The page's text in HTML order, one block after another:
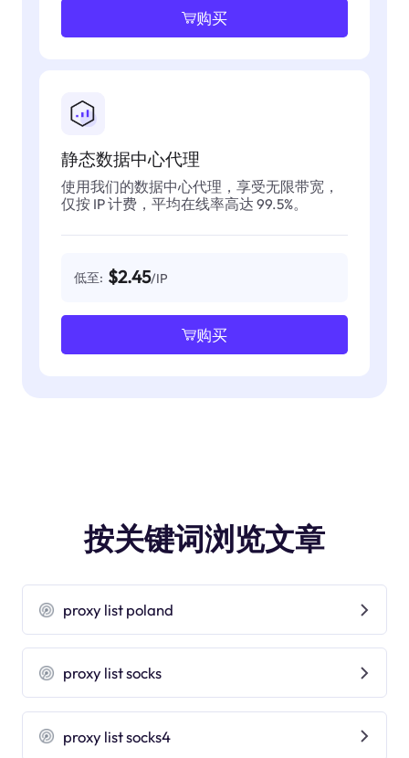
购买
静态数据中心代理
使用我们的数据中心代理，享受无限带宽，
仅按 IP 计费，平均在线率高达 99.5%。
低至: $2.45/IP
购买
按关键词浏览文章
proxy list poland
proxy list socks
proxy list socks4